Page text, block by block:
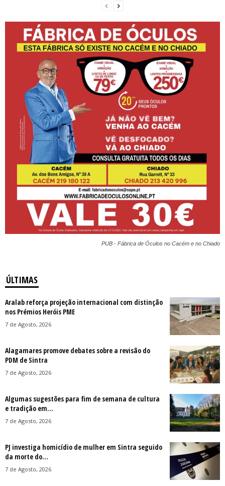
PUB - Fábrica de Óculos no Cacém e no Chiado
ÚLTIMAS
Aralab reforça projeção internacional com distinção
nos Prémios Heróis PME
7 de Agosto, 2026
Alagamares promove debates sobre a revisão do
PDM de Sintra
7 de Agosto, 2026
Algumas sugestões para fim de semana de cultura
e tradição em...
7 de Agosto, 2026
PJ investiga homicídio de mulher em Sintra seguido
da morte do...
7 de Agosto, 2026